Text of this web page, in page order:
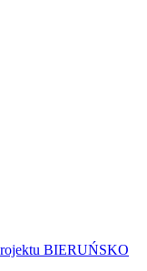
BIERUŃSKO